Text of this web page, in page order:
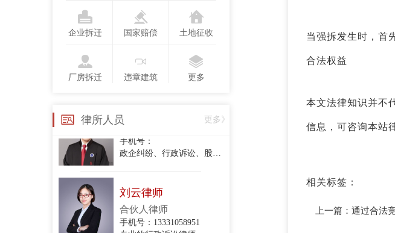
企业拆迁 国家赔偿 土地征收
厂房拆迁 违章建筑 更多
律所人员 更多》
执业律师
手机号：13718123775
政企纠纷、行政诉讼、股东损害公司债权人利益纠纷、股权转让合同纠纷、项目转让合同纠纷、委托代理合同纠纷、建设工程施工合同纠纷、房屋租赁合同纠纷、民间借贷合同纠纷、财产损害赔
手机号：13331058951
专业的行政诉讼律师
当强拆发生时，首
合法权益
本文法律知识并不
信息，可咨询本站
相关标签：
上一篇： 通过合法竞拍获